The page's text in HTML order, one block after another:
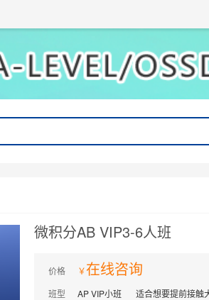
微积分AB VIP3-6人班
价格 在线咨询
班型 AP VIP小班
适合想要提前接触
登录
密码登录 收不到
登录
验证码登录 忘
知道了
下一步
保存新密码
忘
立即登录
为了确保您的帐号安全
请勿将帐号信息提供给他人/机构
提交预约